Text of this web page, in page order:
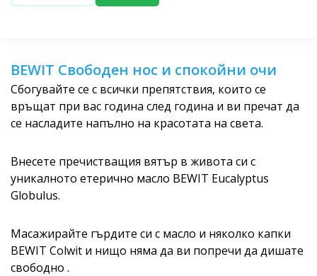
BEWIT Свободен нос и спокойни очи
Сбогувайте се с всички препятствия, които се
връщат при вас година след година и ви пречат да
се насладите напълно на красотата на света.
Внесете пречистващия вятър в живота си с
уникалното етерично масло BEWIT Eucalyptus
Globulus.
Масажирайте гърдите си с масло и няколко капки
BEWIT Colwit и нищо няма да ви попречи да дишате
свободно .